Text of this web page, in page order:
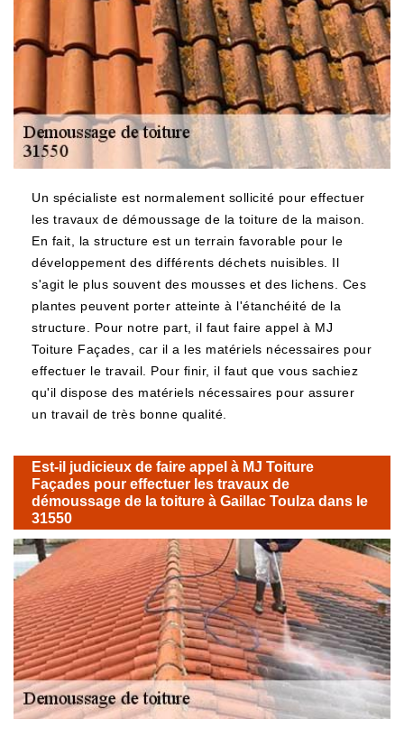
Un spécialiste est normalement sollicité pour effectuer
les travaux de démoussage de la toiture de la maison.
En fait, la structure est un terrain favorable pour le
développement des différents déchets nuisibles. Il
s'agit le plus souvent des mousses et des lichens. Ces
plantes peuvent porter atteinte à l'étanchéité de la
structure. Pour notre part, il faut faire appel à MJ
Toiture Façades, car il a les matériels nécessaires pour
effectuer le travail. Pour finir, il faut que vous sachiez
qu'il dispose des matériels nécessaires pour assurer
un travail de très bonne qualité.
Est-il judicieux de faire appel à MJ Toiture
Façades pour effectuer les travaux de
démoussage de la toiture à Gaillac Toulza dans le
31550